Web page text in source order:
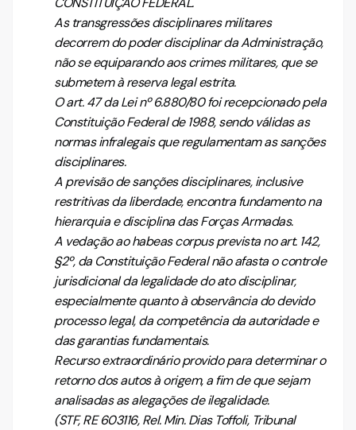
As transgressões disciplinares militares
decorrem do poder disciplinar da Administração,
não se equiparando aos crimes militares, que se
submetem à reserva legal estrita.
O art. 47 da Lei nº 6.880/80 foi recepcionado pela
Constituição Federal de 1988, sendo válidas as
normas infralegais que regulamentam as sanções
disciplinares.
A previsão de sanções disciplinares, inclusive
restritivas da liberdade, encontra fundamento na
hierarquia e disciplina das Forças Armadas.
A vedação ao habeas corpus prevista no art. 142,
§2º, da Constituição Federal não afasta o controle
jurisdicional da legalidade do ato disciplinar,
especialmente quanto à observância do devido
processo legal, da competência da autoridade e
das garantias fundamentais.
Recurso extraordinário provido para determinar o
retorno dos autos à origem, a fim de que sejam
analisadas as alegações de ilegalidade.
(STF, RE 603116, Rel. Min. Dias Toffoli, Tribunal